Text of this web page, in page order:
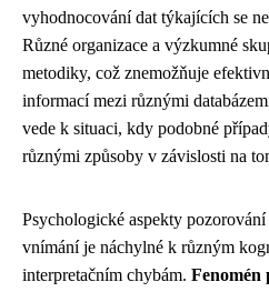
vyhodnocování dat týkajících se
Různé organizace a výzkumné
metodiky, což znemožňuje
informací mezi různými
vede k situaci, kdy podobné
různými způsoby v závislosti na
Psychologické aspekty
vnímání je náchylné k různým
interpretačním chybám. Fenomén